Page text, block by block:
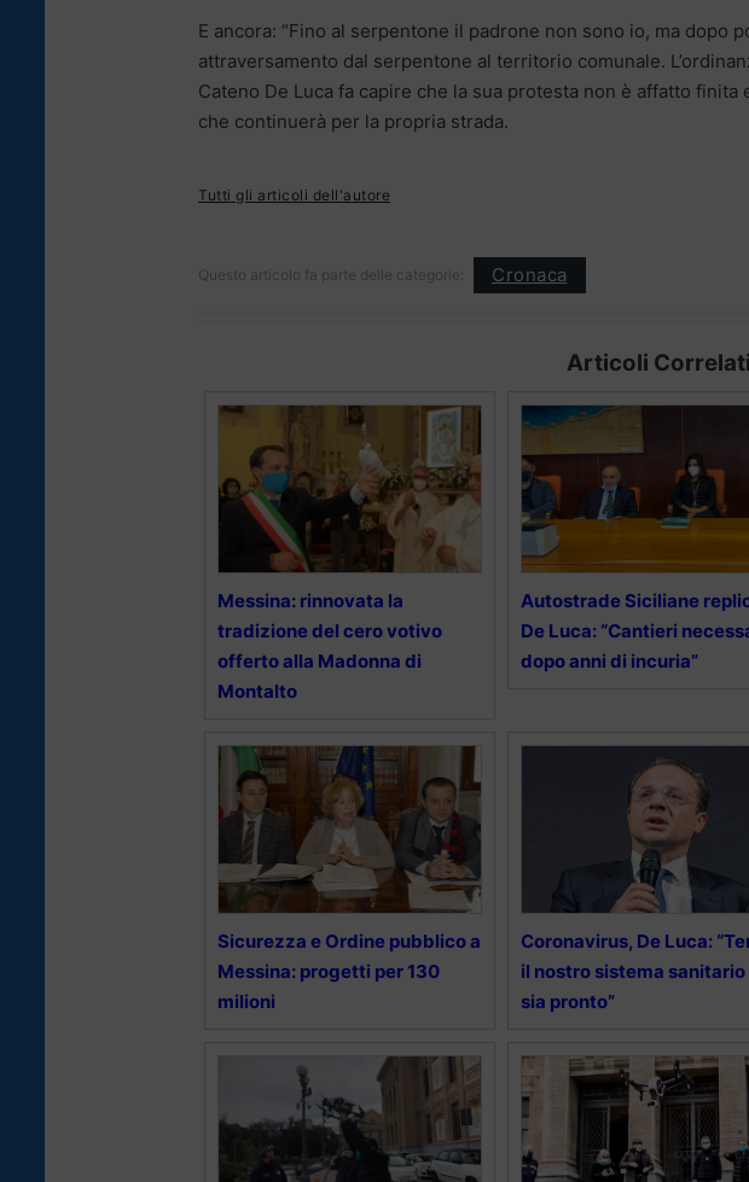
E ancora: “Fino al serpentone il padrone non sono io, ma dopo
attraversamento dal serpentone al territorio comunale.
Cateno De Luca fa capire che la sua protesta non è affatto
che continuerà per la propria strada.
Tutti gli articoli dell'autore
Questo articolo fa parte delle categorie: Cronaca
Articoli Correlati
Messina: rinnovata la
tradizione del cero votivo
offerto alla Madonna di
Montalto
Autostrade Siciliane
De Luca: “Cantieri
dopo anni di incuria”
Sicurezza e Ordine pubblico a
Messina: progetti per 130
milioni
Coronavirus, De Luca:
il nostro sistema sanitario
sia pronto”